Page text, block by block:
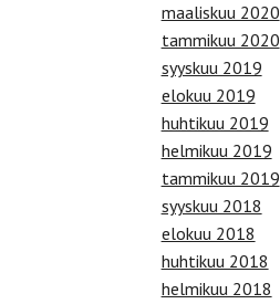
maaliskuu 2020
tammikuu 2020
syyskuu 2019
elokuu 2019
huhtikuu 2019
helmikuu 2019
tammikuu 2019
syyskuu 2018
elokuu 2018
huhtikuu 2018
helmikuu 2018